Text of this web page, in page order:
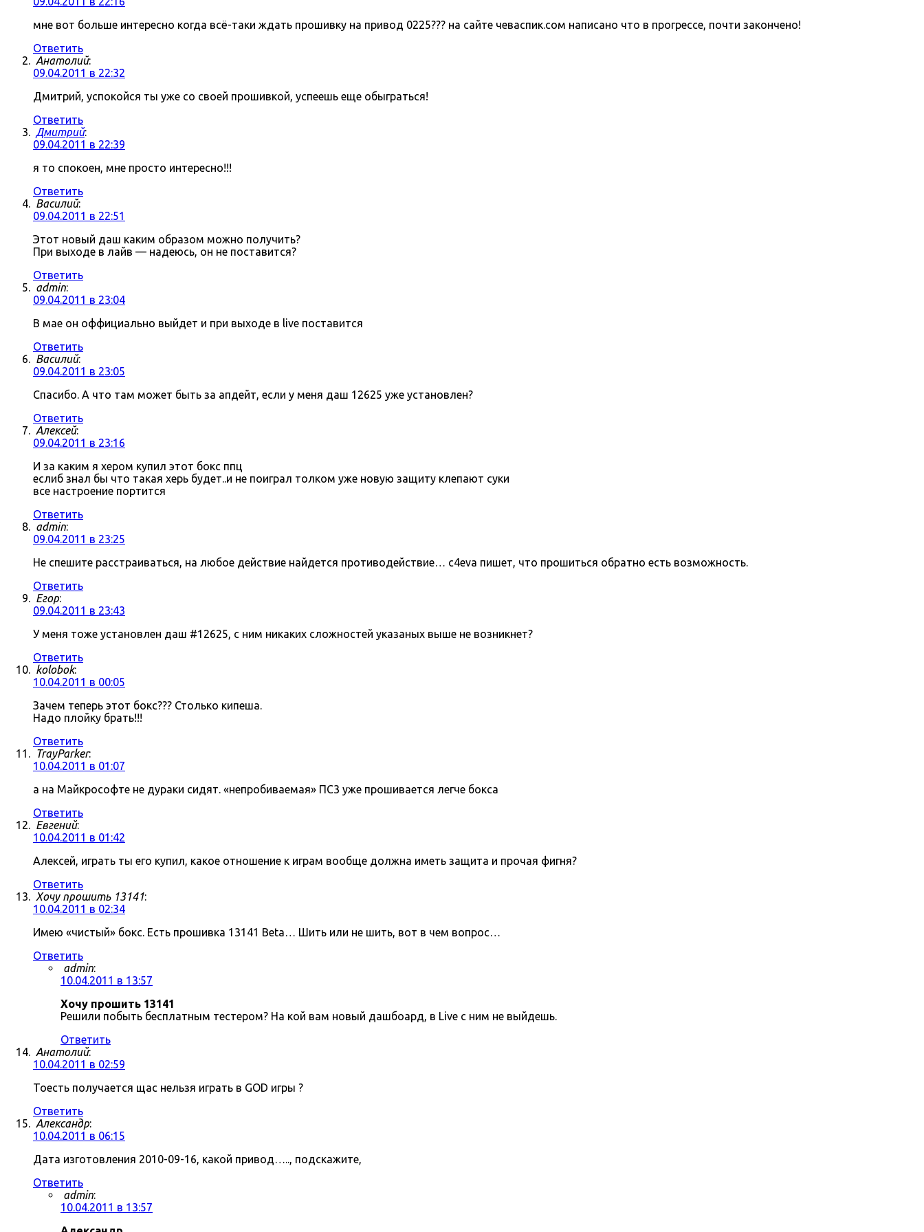
мне вот больше интересно когда всё-таки ждать прошивку на привод 0225??? на сайте чеваспик.сом написано что в прогрессе, почти закончено!
Ответить
Анатолий:
09.04.2011 в 22:32
Дмитрий, успокойся ты уже со своей прошивкой, успеешь еще обыграться!
Ответить
Дмитрий:
09.04.2011 в 22:39
я то спокоен, мне просто интересно!!!
Ответить
Василий:
09.04.2011 в 22:51
Этот новый даш каким образом можно получить?
При выходе в лайв — надеюсь, он не поставится?
Ответить
admin:
09.04.2011 в 23:04
В мае он оффициально выйдет и при выходе в live поставится
Ответить
Василий:
09.04.2011 в 23:05
Спасибо. А что там может быть за апдейт, если у меня даш 12625 уже установлен?
Ответить
Алексей:
09.04.2011 в 23:16
И за каким я хером купил этот бокс ппц
еслиб знал бы что такая херь будет..и не поиграл толком уже новую защиту клепают суки
все настроение портится
Ответить
admin:
09.04.2011 в 23:25
Не спешите расстраиваться, на любое действие найдется противодействие… c4eva пишет, что прошиться обратно есть возможность.
Ответить
Егор:
09.04.2011 в 23:43
У меня тоже установлен даш #12625, с ним никаких сложностей указаных выше не возникнет?
Ответить
kolobok:
10.04.2011 в 00:05
Зачем теперь этот бокс??? Столько кипеша.
Надо плойку брать!!!
Ответить
TrayParker:
10.04.2011 в 01:07
а на Майкрософте не дураки сидят. «непробиваемая» ПС3 уже прошивается легче бокса
Ответить
Евгений:
10.04.2011 в 01:42
Алексей, играть ты его купил, какое отношение к играм вообще должна иметь защита и прочая фигня?
Ответить
Хочу прошить 13141:
10.04.2011 в 02:34
Имею «чистый» бокс. Есть прошивка 13141 Beta… Шить или не шить, вот в чем вопрос…
Ответить
admin:
10.04.2011 в 13:57
Хочу прошить 13141
Решили побыть бесплатным тестером? На кой вам новый дашбоард, в Live с ним не выйдешь.
Ответить
Анатолий:
10.04.2011 в 02:59
Тоесть получается щас нельзя играть в GOD игры ?
Ответить
Александр:
10.04.2011 в 06:15
Дата изготовления 2010-09-16, какой привод….., подскажите,
Ответить
admin:
10.04.2011 в 13:57